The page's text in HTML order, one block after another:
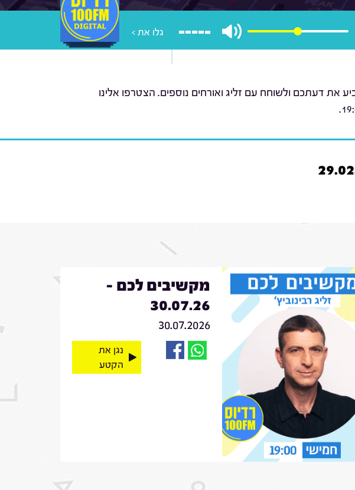
גלו את >
את דעתכם ולשוחח עם זליג ואורחים נוספים. הצטרפו אלינו
מקשיבים לכם -
30.07.26
30.07.2026
נגן את
הקטע